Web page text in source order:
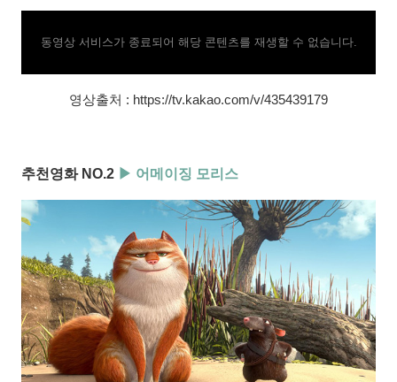
동영상 서비스가 종료되어 해당 콘텐츠를 재생할 수 없습니다.
영상출처 : https://tv.kakao.com/v/435439179
추천영화 NO.2 ▶ 어메이징 모리스